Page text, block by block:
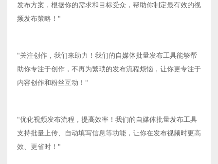
发布方案，根据你的需求和目标受众，帮助你制定最有效的视
频发布策略！"
"关注创作，我们来助力！我们的自媒体批量发布工具能够帮
助你专注于创作，不再为繁琐的发布流程烦恼，让你更专注于
内容创作和粉丝互动！"
"优化视频发布流程，提高效率！我们的自媒体批量发布工具
支持批量上传、自动填写信息等功能，让你在发布视频时更高
效、更省时！"